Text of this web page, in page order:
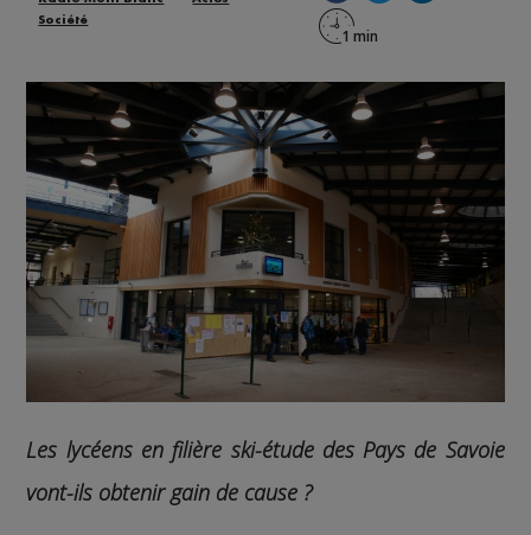
Société
Les lycéens en filière ski-étude des Pays de Savoie
vont-ils obtenir gain de cause ?